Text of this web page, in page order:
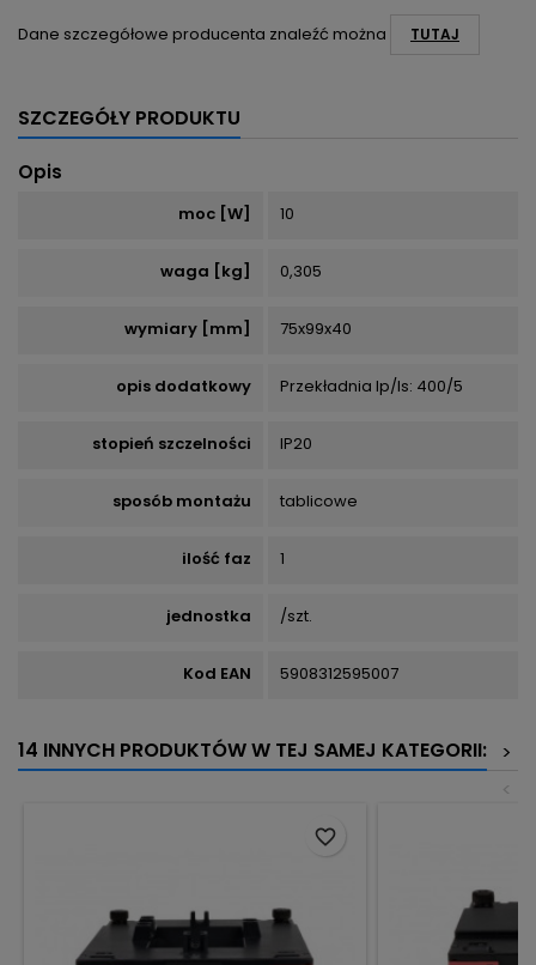
Dane szczegółowe producenta znaleźć można TUTAJ
SZCZEGÓŁY PRODUKTU
Opis
moc [W] 10
waga [kg] 0,305
wymiary [mm] 75x99x40
opis dodatkowy Przekładnia lp/ls: 400/5
stopień szczelności IP20
sposób montażu tablicowe
ilość faz 1
jednostka /szt.
Kod EAN 5908312595007
14 INNYCH PRODUKTÓW W TEJ SAMEJ KATEGORII:
>
<
favorite_border